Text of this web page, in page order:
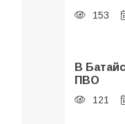
153
В
ПВО
121